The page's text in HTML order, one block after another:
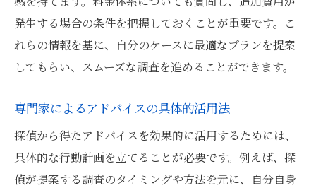
発生する場合の条件を把握しておくことが重要です。こ
れらの情報を基に、自分のケースに最適なプランを提案
してもらい、スムーズな調査を進めることができます。
専門家によるアドバイスの具体的活用法
探偵から得たアドバイスを効果的に活用するためには、
具体的な行動計画を立てることが必要です。例えば、探
偵が提案する調査のタイミングや方法を元に、自分自身